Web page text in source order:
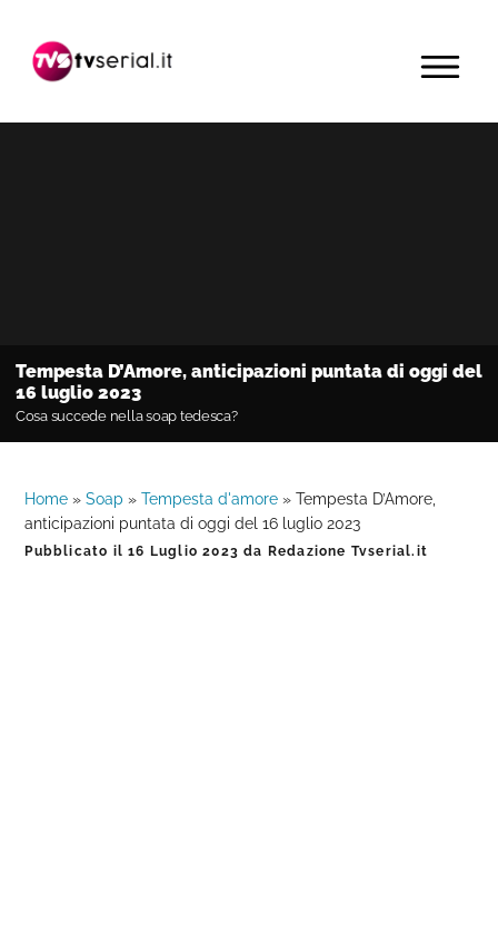
navigazione
contenuto
barra
primaria
MENU
Tempesta D’Amore, anticipazioni puntata di oggi del
16 luglio 2023
Cosa succede nella soap tedesca?
Home »Soap »Tempesta d'amore »Tempesta D’Amore,
anticipazioni puntata di oggi del 16 luglio 2023
Pubblicato il16 Luglio 2023 da Redazione Tvserial.it